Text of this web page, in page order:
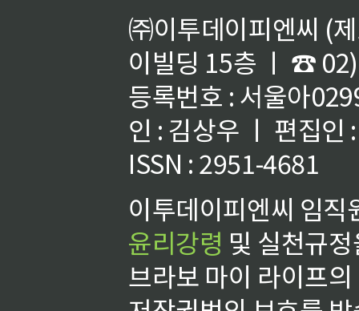
㈜이투데이피엔씨 (
이빌딩 15층 ㅣ ☎
등록번호 : 서울아
인 : 김상우 ㅣ 편집인
ISSN : 2951-4681
이투데이피엔씨 임
윤리강령 및 실천규
브라보 마이 라이프